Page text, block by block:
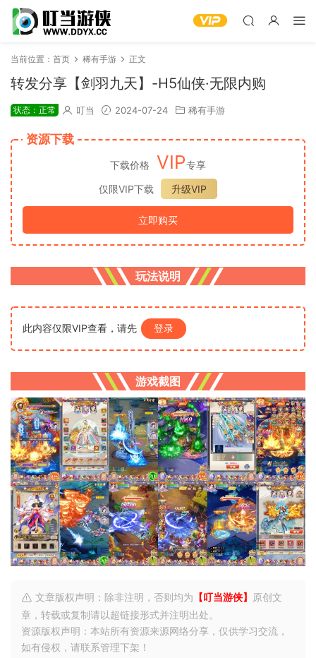
当前位置： 首页 稀有手游 正文
转发分享【剑羽九天】-H5仙侠·无限内购
状态：正常 叮当 2024-07-24 稀有手游
资源下载
下载价格 VIP专享
仅限VIP下载
升级VIP
立即购买
玩法说明
此内容仅限VIP查看，请先 登录
游戏截图
文章版权声明：除非注明，否则均为 【叮当游侠】
原创文
章，转载或复制请以超链接形式并注明出处。
资源版权声明：本站所有资源来源网络分享，仅供学习交流，
如有侵权，请联系管理下架！